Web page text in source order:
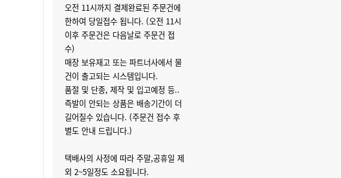
오전 11시까지 결제완료된 주문건에
한하여 당일접수 됩니다. (오전 11시
이후 주문건은 다음날로 주문건 접
수)
매장 보유재고 또는 파트너사에서 물
건이 출고되는 시스템입니다.
품절 및 단종, 제작 및 입고예정 등..
즉발이 안되는 상품은 배송기간이 더
길어질수 있습니다. (주문건 접수 후
별도 안내 드립니다.)
택배사의 사정에 따라 주말,공휴일 제
외 2~5일정도 소요됩니다.